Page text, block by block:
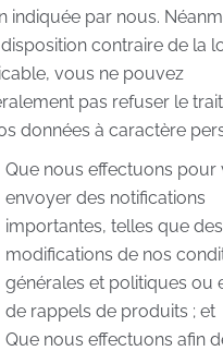
indiquée par nous.
contraire de la
vous ne pouvez
pas refuser le
données à caractère
Que nous effectuons pour
envoyer des notifications
importantes, telles que des
modifications de nos
générales et politiques ou
de rappels de produits ; et
Que nous effectuons afin